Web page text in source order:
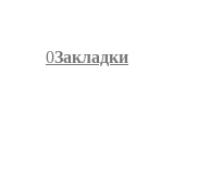
0Закладки